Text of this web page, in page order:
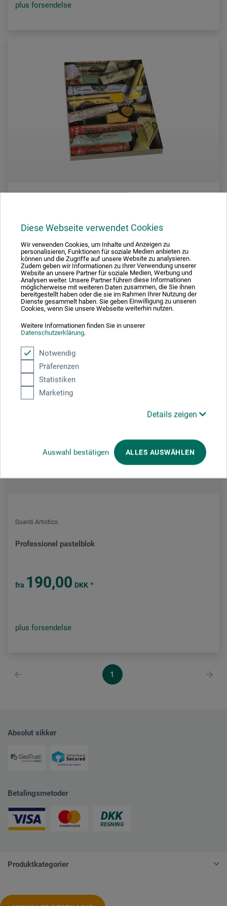
Diese Webseite verwendet Cookies
Wir verwenden Cookies, um Inhalte und Anzeigen zu
personalisieren, Funktionen für soziale Medien anbieten zu
können und die Zugriffe auf unsere Website zu analysieren.
Zudem geben wir Informationen zu Ihrer Verwendung unserer
Website an unsere Partner für soziale Medien, Werbung und
Analysen weiter. Unsere Partner führen diese Informationen
möglicherweise mit weiteren Daten zusammen, die Sie ihnen
bereitgestellt haben oder die sie im Rahmen Ihrer Nutzung der
Dienste gesammelt haben. Sie geben Einwilligung zu unseren
Cookies, wenn Sie unsere Webseite weiterhin nutzen.
Weitere Informationen finden Sie in unserer
Datenschutzerklärung.
Notwendig
Präferenzen
Statistiken
Marketing
Details zeigen
Auswahl bestätigen ALLES AUSWÄHLEN
plus forsendelse
Pastel- og kulblok
fra118,00 DKK *
Guardi Artistico
Professionel pastelblok
fra 190,00 DKK *
plus forsendelse
1
Absolut sikker
Betalingsmetoder
Produktkategorier